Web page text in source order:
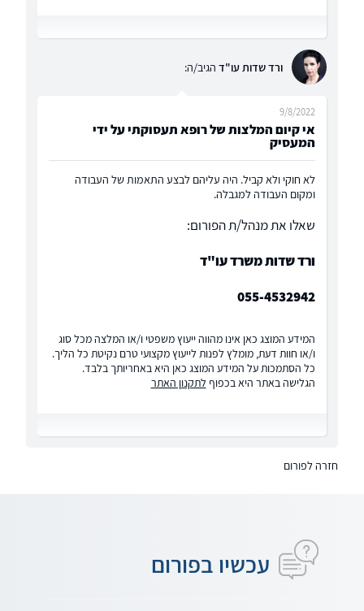
ורד שדות עו"ד הגיב/ה:
אי קיום המלצות של רופא תעסוקתי על ידי
המעסיק
9/8/2022
לא חוקי ולא קביל. היה עליהם לבצע התאמות של העבודה
ומקום העבודה למגבלה.
שאלו את מנהל/ת הפורום:
ורד שדות משרד עו"ד
055-4532942
המידע המוצג כאן אינו מהווה ייעוץ משפטי ו/או המלצה מכל סוג
ו/או חוות דעת, מומלץ לפנות לייעוץ מקצועי טרם נקיטת כל הליך.
כל הסתמכות על המידע המוצג כאן היא באחריותך בלבד.
הגלישה באתר היא בכפוף לתקנון האתר
חזרה לפורום
עכשיו בפורום